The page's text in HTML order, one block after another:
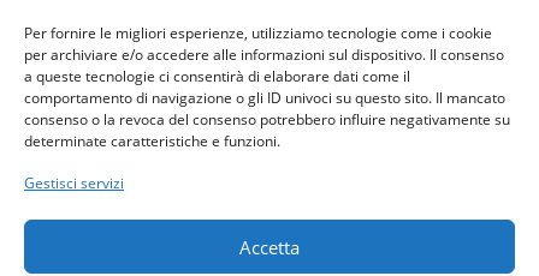
Per fornire le migliori esperienze, utilizziamo tecnologie come i cookie
per archiviare e/o accedere alle informazioni sul dispositivo. Il consenso
a queste tecnologie ci consentirà di elaborare dati come il
comportamento di navigazione o gli ID univoci su questo sito. Il mancato
consenso o la revoca del consenso potrebbero influire negativamente su
determinate caratteristiche e funzioni.
Gestisci servizi
Accetta
Help desk
Guida rapida